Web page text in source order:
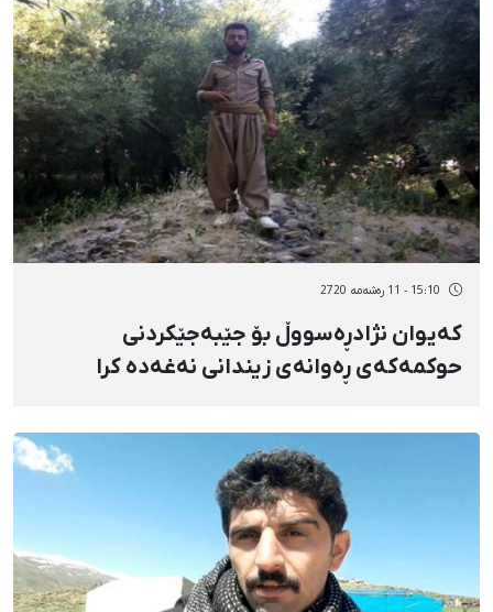
15:10 - 11 رەشەمه 2720
کەیوان نژادڕەسووڵ بۆ جێبەجێکردنی
حوکمەکەی ڕەوانەی زیندانی نەغەدە کرا